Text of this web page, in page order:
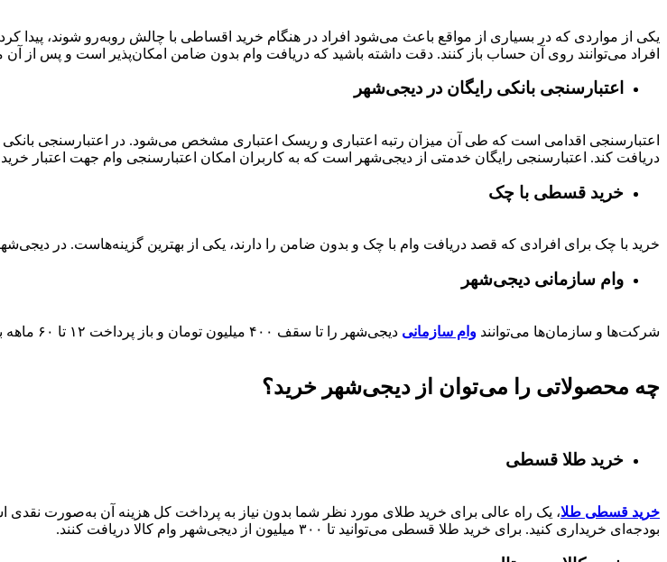
یکی از مواردی که در بسیاری از مواقع باعث می‌شود افراد در هنگام خرید اقساطی با چالش روبه‌رو شوند،
افراد می‌توانند روی آن حساب باز کنند. دقت داشته باشید که دریافت وام بدون ضامن امکان‌پذیر است و پس از آن
اعتبارسنجی بانکی رایگان در دیجی‌شهر
اعتبارسنجی اقدامی است که طی آن میزان رتبه اعتباری و ریسک اعتباری مشخص می‌شود. در اعتبارسنجی
دریافت کند. اعتبارسنجی رایگان خدمتی از دیجی‌شهر است که به کاربران امکان اعتبارسنجی وام جهت اعتبار
خرید قسطی با چک
خرید با چک برای افرادی که قصد دریافت وام با چک و بدون ضامن را دارند، یکی از بهترین گزینه‌هاست. در
وام سازمانی دیجی‌شهر
شرکت‌ها و سازمان‌ها می‌توانند وام سازمانی دیجی‌شهر را تا سقف ۴۰۰ میلیون تومان و باز پرداخت ۱۲ تا ۶۰ ماهه
چه محصولاتی را می‌توان از دیجی‌شهر خرید؟
خرید طلا قسطی
خرید قسطی طلا، یک راه عالی برای خرید طلای مورد نظر شما بدون نیاز به پرداخت کل هزینه آن به‌صورت نقدی
بودجه‌ای خریداری کنید. برای خرید طلا قسطی می‌توانید تا ۳۰۰ میلیون از دیجی‌شهر وام کالا دریافت کنند.